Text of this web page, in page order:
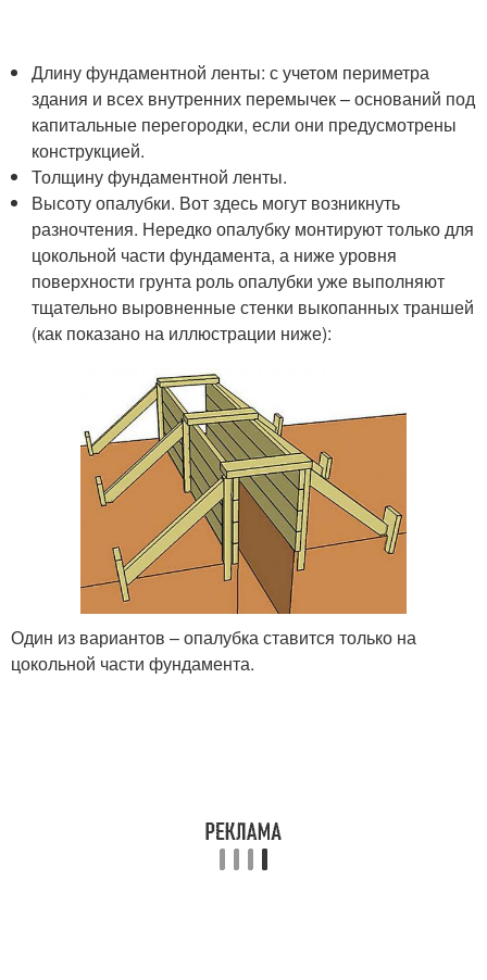
Длину фундаментной ленты: с учетом периметра
здания и всех внутренних перемычек – оснований под
капитальные перегородки, если они предусмотрены
конструкцией.
Толщину фундаментной ленты.
Высоту опалубки. Вот здесь могут возникнуть
разночтения. Нередко опалубку монтируют только для
цокольной части фундамента, а ниже уровня
поверхности грунта роль опалубки уже выполняют
тщательно выровненные стенки выкопанных траншей
(как показано на иллюстрации ниже):
Один из вариантов – опалубка ставится только на
цокольной части фундамента.